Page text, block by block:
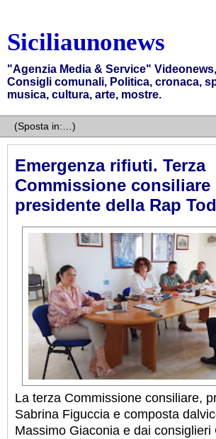
Siciliaunonews
"Agenzia Media & Service"
Consigli comunali, Politica, cronaca,
musica, cultura, arte, mostre.
Emergenza rifiuti. Terza
Commissione
presidente della Rap
La terza Commissione consiliare,
Sabrina Figuccia e composta
Massimo Giaconia e dai consiglieri